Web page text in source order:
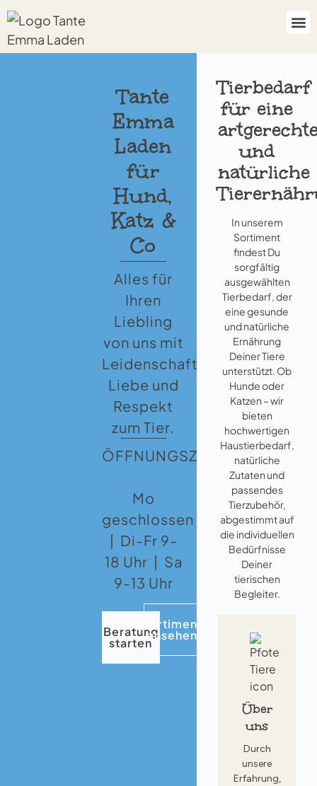
Tante
Emma
Laden
für
Hund,
Katz &
Co
Alles für
Ihren
Liebling
von uns mit
Leidenschaft,
Liebe und
Respekt
zum Tier.
ÖFFNUNGSZEITEN:
Mo
geschlossen
| Di-Fr 9-
18 Uhr | Sa
9-13 Uhr
Beratung
starten
Sortiment
ansehen
Tierbedarf
für eine
und
natürliche
In unserem
Sortiment
findest Du
sorgfältig
ausgewählten
Tierbedarf, der
eine gesunde
und natürliche
Ernährung
Deiner Tiere
unterstützt. Ob
Hunde oder
Katzen – wir
bieten
hochwertigen
Haustierbedarf,
natürliche
Zutaten und
passendes
Tierzubehör,
abgestimmt auf
die individuellen
Bedürfnisse
Deiner
tierischen
Begleiter.
Über
uns
Durch
unsere
Erfahrung,